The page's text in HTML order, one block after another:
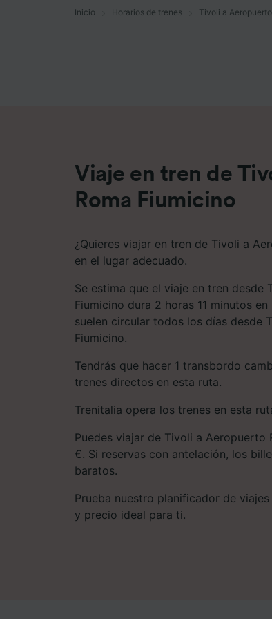
Inicio Horarios de trenes Tivoli a
Viaje en tren de
Roma Fiumicino
¿Quieres viajar en tren de Tivoli a
en el lugar adecuado.
Se estima que el viaje en tren desde
Fiumicino dura 2 horas 11 minutos
suelen circular todos los días desde
Fiumicino.
Tendrás que hacer 1 transbordo
trenes directos en esta ruta.
Trenitalia opera los trenes en esta
Puedes viajar de Tivoli a Aeropuerto
€. Si reservas con antelación, los
baratos.
Prueba nuestro planificador de
y precio ideal para ti.